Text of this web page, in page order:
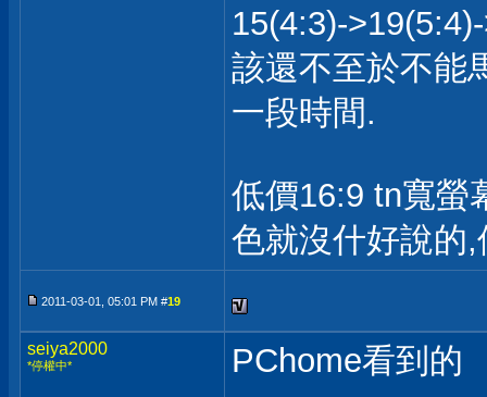
15(4:3)-
該還不至於不能
一段時間.
低價16:9 tn寬螢
色就沒什好說的
2011-03-01, 05:01 PM #19
seiya2000
*停權中* PChome看到的